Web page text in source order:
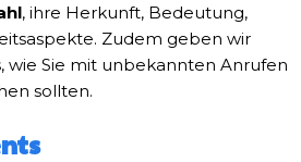
, ihre Herkunft, Bedeutung,
Zudem geben wir
wie Sie mit unbekannten Anrufen
sollten.